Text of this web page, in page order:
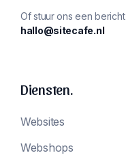
Of stuur ons een bericht
hallo@sitecafe.nl
Diensten.
Websites
Webshops